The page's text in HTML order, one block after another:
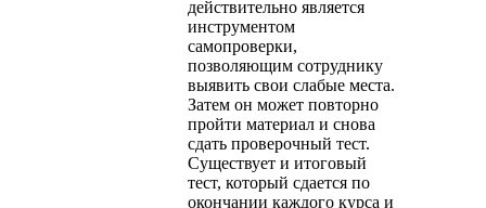
действительно является
инструментом
самопроверки,
позволяющим сотруднику
выявить свои слабые места.
Затем он может повторно
пройти материал и снова
сдать проверочный тест.
Существует и итоговый
тест, который сдается по
окончании каждого курса и